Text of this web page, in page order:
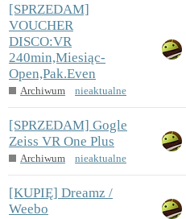
[SPRZEDAM]
VOUCHER
DISCO:VR
240min,Miesiąc-
Open,Pak.Even
Archiwum nieaktualne
[SPRZEDAM] Gogle
Zeiss VR One Plus
Archiwum nieaktualne
[KUPIĘ] Dreamz /
Weebo